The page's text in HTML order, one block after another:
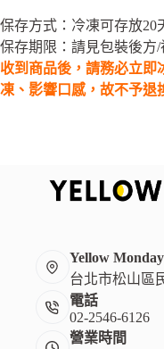
保存方式：冷凍可存放20
保存期限：請見包裝後方/
收到商品後，請務必立即
凍、影響口感，故不予退
Yellow
台北市松山區
電話
02-2546-6126
營業時間